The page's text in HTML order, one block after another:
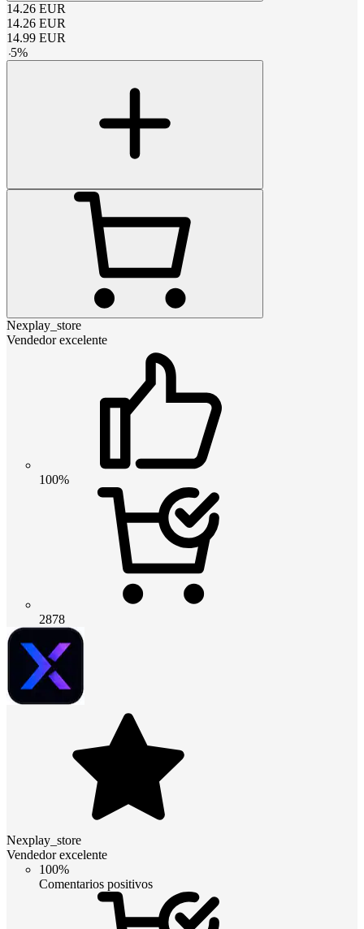
14.26 EUR
14.26 EUR
14.99 EUR
-5%
Nexplay_store
Vendedor excelente
100%
2878
Nexplay_store
Vendedor excelente
100%
Comentarios positivos